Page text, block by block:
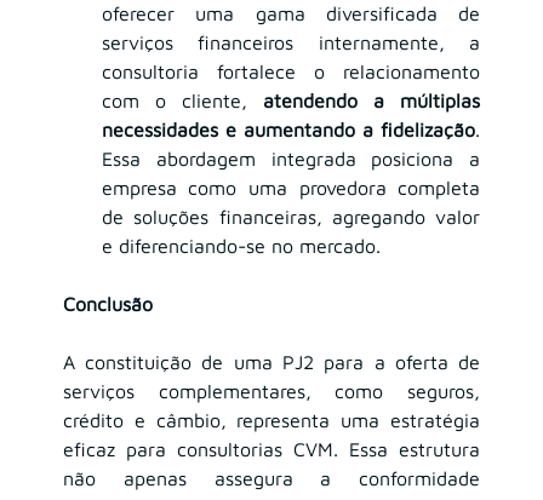
oferecer uma gama diversificada de
serviços financeiros internamente, a
consultoria fortalece o relacionamento
com o cliente, atendendo a múltiplas
necessidades e aumentando a fidelização.
Essa abordagem integrada posiciona a
empresa como uma provedora completa
de soluções financeiras, agregando valor
e diferenciando-se no mercado.
Conclusão
A constituição de uma PJ2 para a oferta de
serviços complementares, como seguros,
crédito e câmbio, representa uma estratégia
eficaz para consultorias CVM. Essa estrutura
não apenas assegura a conformidade